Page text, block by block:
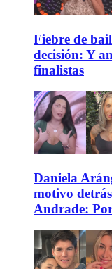
Fiebre de
decisión: Y
finalistas
Daniela
motivo
Andrade: